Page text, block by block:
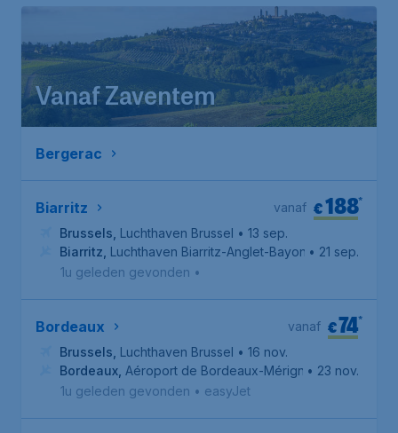
Vanaf Zaventem
Bergerac
Biarritz €188*
vanaf
Brussels Luchthaven Brussel • 13 sep.
Biarritz Luchthaven Biarritz-Anglet-Bayonne• 21 sep.
1u geleden gevonden •
Bordeaux €74*
vanaf
Brussels Luchthaven Brussel • 16 nov.
Bordeaux Aéroport de Bordeaux-Mérignac• 23 nov.
1u geleden gevonden • easyJet